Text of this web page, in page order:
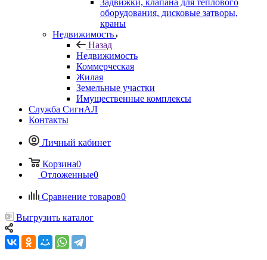
Задвижки, клапана для теплового
оборудования, дисковые затворы,
краны
Недвижимость
Назад
Недвижимость
Коммерческая
Жилая
Земельные участки
Имущественные комплексы
Служба СигнАЛ
Контакты
Личный кабинет
Корзина0
Отложенные0
Сравнение товаров0
Выгрузить каталог